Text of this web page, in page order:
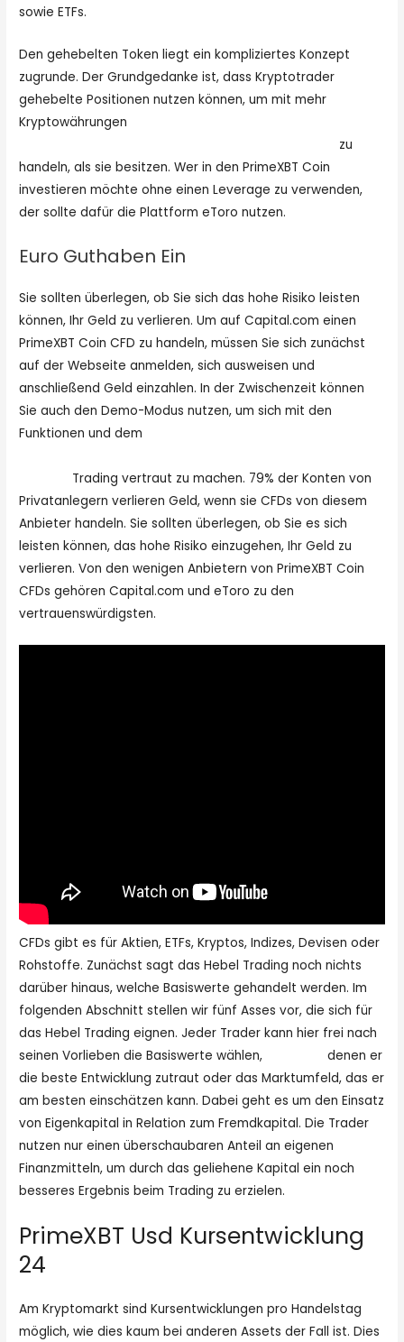
sowie ETFs.
Den gehebelten Token liegt ein kompliziertes Konzept
zugrunde. Der Grundgedanke ist, dass Kryptotrader
gehebelte Positionen nutzen können, um mit mehr
Kryptowährungen
zu
handeln, als sie besitzen. Wer in den PrimeXBT Coin
investieren möchte ohne einen Leverage zu verwenden,
der sollte dafür die Plattform eToro nutzen.
Euro Guthaben Ein
Sie sollten überlegen, ob Sie sich das hohe Risiko leisten
können, Ihr Geld zu verlieren. Um auf Capital.com einen
PrimeXBT Coin CFD zu handeln, müssen Sie sich zunächst
auf der Webseite anmelden, sich ausweisen und
anschließend Geld einzahlen. In der Zwischenzeit können
Sie auch den Demo-Modus nutzen, um sich mit den
Funktionen und dem
Trading vertraut zu machen. 79% der Konten von
Privatanlegern verlieren Geld, wenn sie CFDs von diesem
Anbieter handeln. Sie sollten überlegen, ob Sie es sich
leisten können, das hohe Risiko einzugehen, Ihr Geld zu
verlieren. Von den wenigen Anbietern von PrimeXBT Coin
CFDs gehören Capital.com und eToro zu den
vertrauenswürdigsten.
CFDs gibt es für Aktien, ETFs, Kryptos, Indizes, Devisen oder
Rohstoffe. Zunächst sagt das Hebel Trading noch nichts
darüber hinaus, welche Basiswerte gehandelt werden. Im
folgenden Abschnitt stellen wir fünf Asses vor, die sich für
das Hebel Trading eignen. Jeder Trader kann hier frei nach
seinen Vorlieben die Basiswerte wählen,
denen er
die beste Entwicklung zutraut oder das Marktumfeld, das er
am besten einschätzen kann. Dabei geht es um den Einsatz
von Eigenkapital in Relation zum Fremdkapital. Die Trader
nutzen nur einen überschaubaren Anteil an eigenen
Finanzmitteln, um durch das geliehene Kapital ein noch
besseres Ergebnis beim Trading zu erzielen.
PrimeXBT Usd Kursentwicklung
24
Am Kryptomarkt sind Kursentwicklungen pro Handelstag
möglich, wie dies kaum bei anderen Assets der Fall ist. Dies